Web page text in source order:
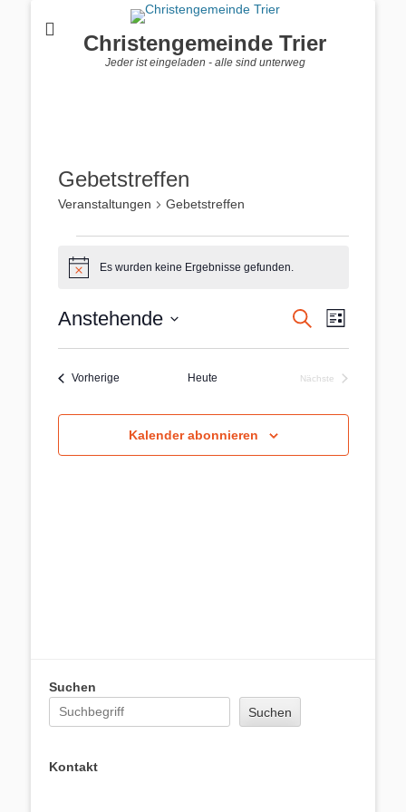
Christengemeinde Trier
Jeder ist eingeladen - alle sind unterweg
Gebetstreffen
Veranstaltungen Gebetstreffen
HinweisEs wurden keine Ergebnisse gefunden.
Ansichten,
Suche
Liste
Anstehende
VorherigeVeranstaltungenHeute
Nächste
Kalender abonnieren
Suchen
Suchen
Kontakt